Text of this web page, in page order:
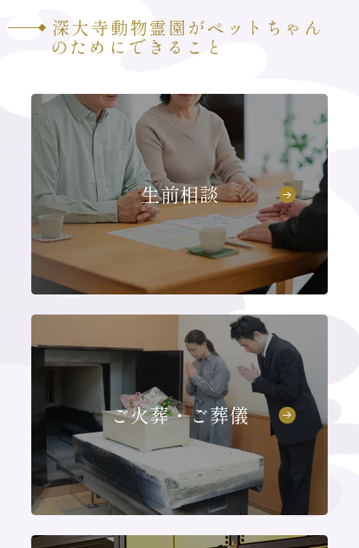
深大寺動物霊園がペットちゃん
のためにできること
生前相談
ご火葬・ご葬儀